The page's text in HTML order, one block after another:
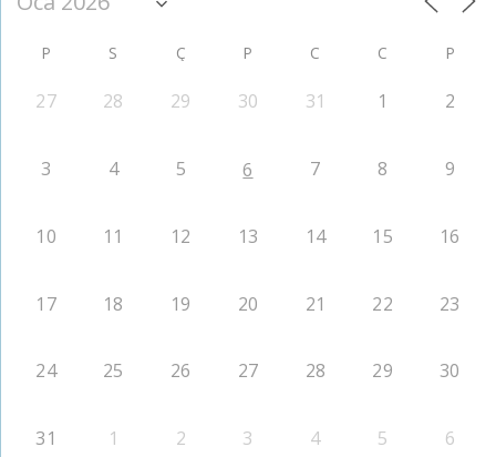
P S Ç P C C P
27 28 29 30 31 1 2
3 4 5 6 7 8 9
10 11 12 13 14 15 16
17 18 19 20 21 22 23
24 25 26 27 28 29 30
31 1 2 3 4 5 6